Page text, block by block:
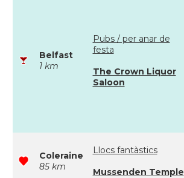
Belfast
1 km
Pubs / per anar de
festa
The Crown Liquor
Saloon
Coleraine
85 km
Llocs fantàstics
Mussenden Temple